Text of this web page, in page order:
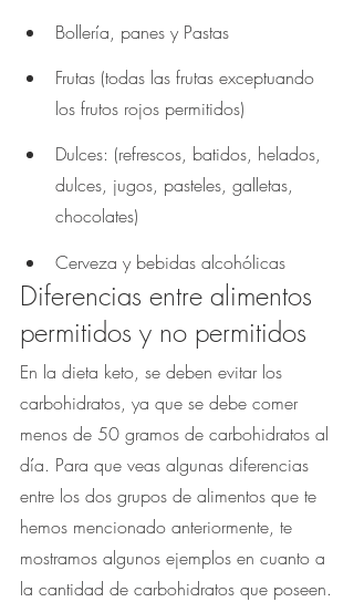
Bollería, panes y Pastas
Frutas (todas las frutas exceptuando
los frutos rojos permitidos)
Dulces: (refrescos, batidos, helados,
dulces, jugos, pasteles, galletas,
chocolates)
Cerveza y bebidas alcohólicas
Diferencias entre alimentos
permitidos y no permitidos
En la dieta keto, se deben evitar los
carbohidratos, ya que se debe comer
menos de 50 gramos de carbohidratos al
día. Para que veas algunas diferencias
entre los dos grupos de alimentos que te
hemos mencionado anteriormente, te
mostramos algunos ejemplos en cuanto a
la cantidad de carbohidratos que poseen.